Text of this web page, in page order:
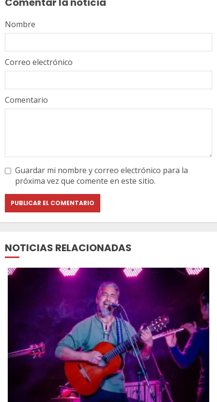
Comentario
Nombre
Correo electrónico
Guardar mi nombre y correo electrónico para la
próxima vez que comente en este sitio.
NOTICIAS RELACIONADAS